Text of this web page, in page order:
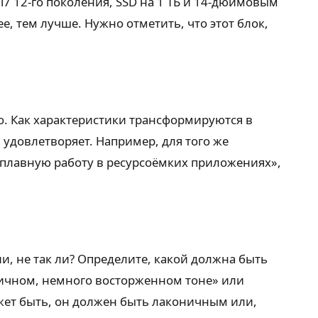
тем лучше. Нужно отметить, что этот блок,
Как характеристики трансформируются в
Например, для того же
работу в ресурсоёмких приложениях»,
не так ли? Определите, какой должна быть
немного восторженном тоне» или
быть, он должен быть лаконичным или,